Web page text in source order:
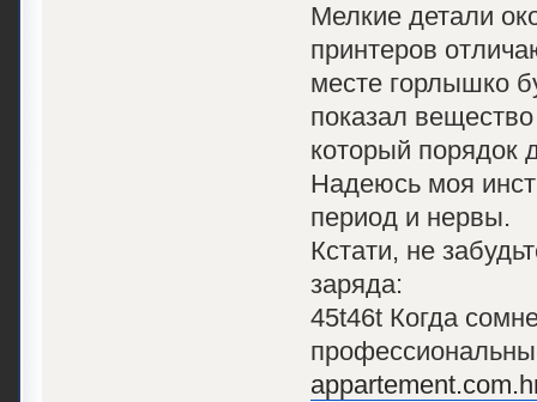
Мелкие детали
принтеров
месте горлышко
показал
который порядок
Надеюсь моя
период и нервы.
Кстати, не
заряда:
45t46t Когда